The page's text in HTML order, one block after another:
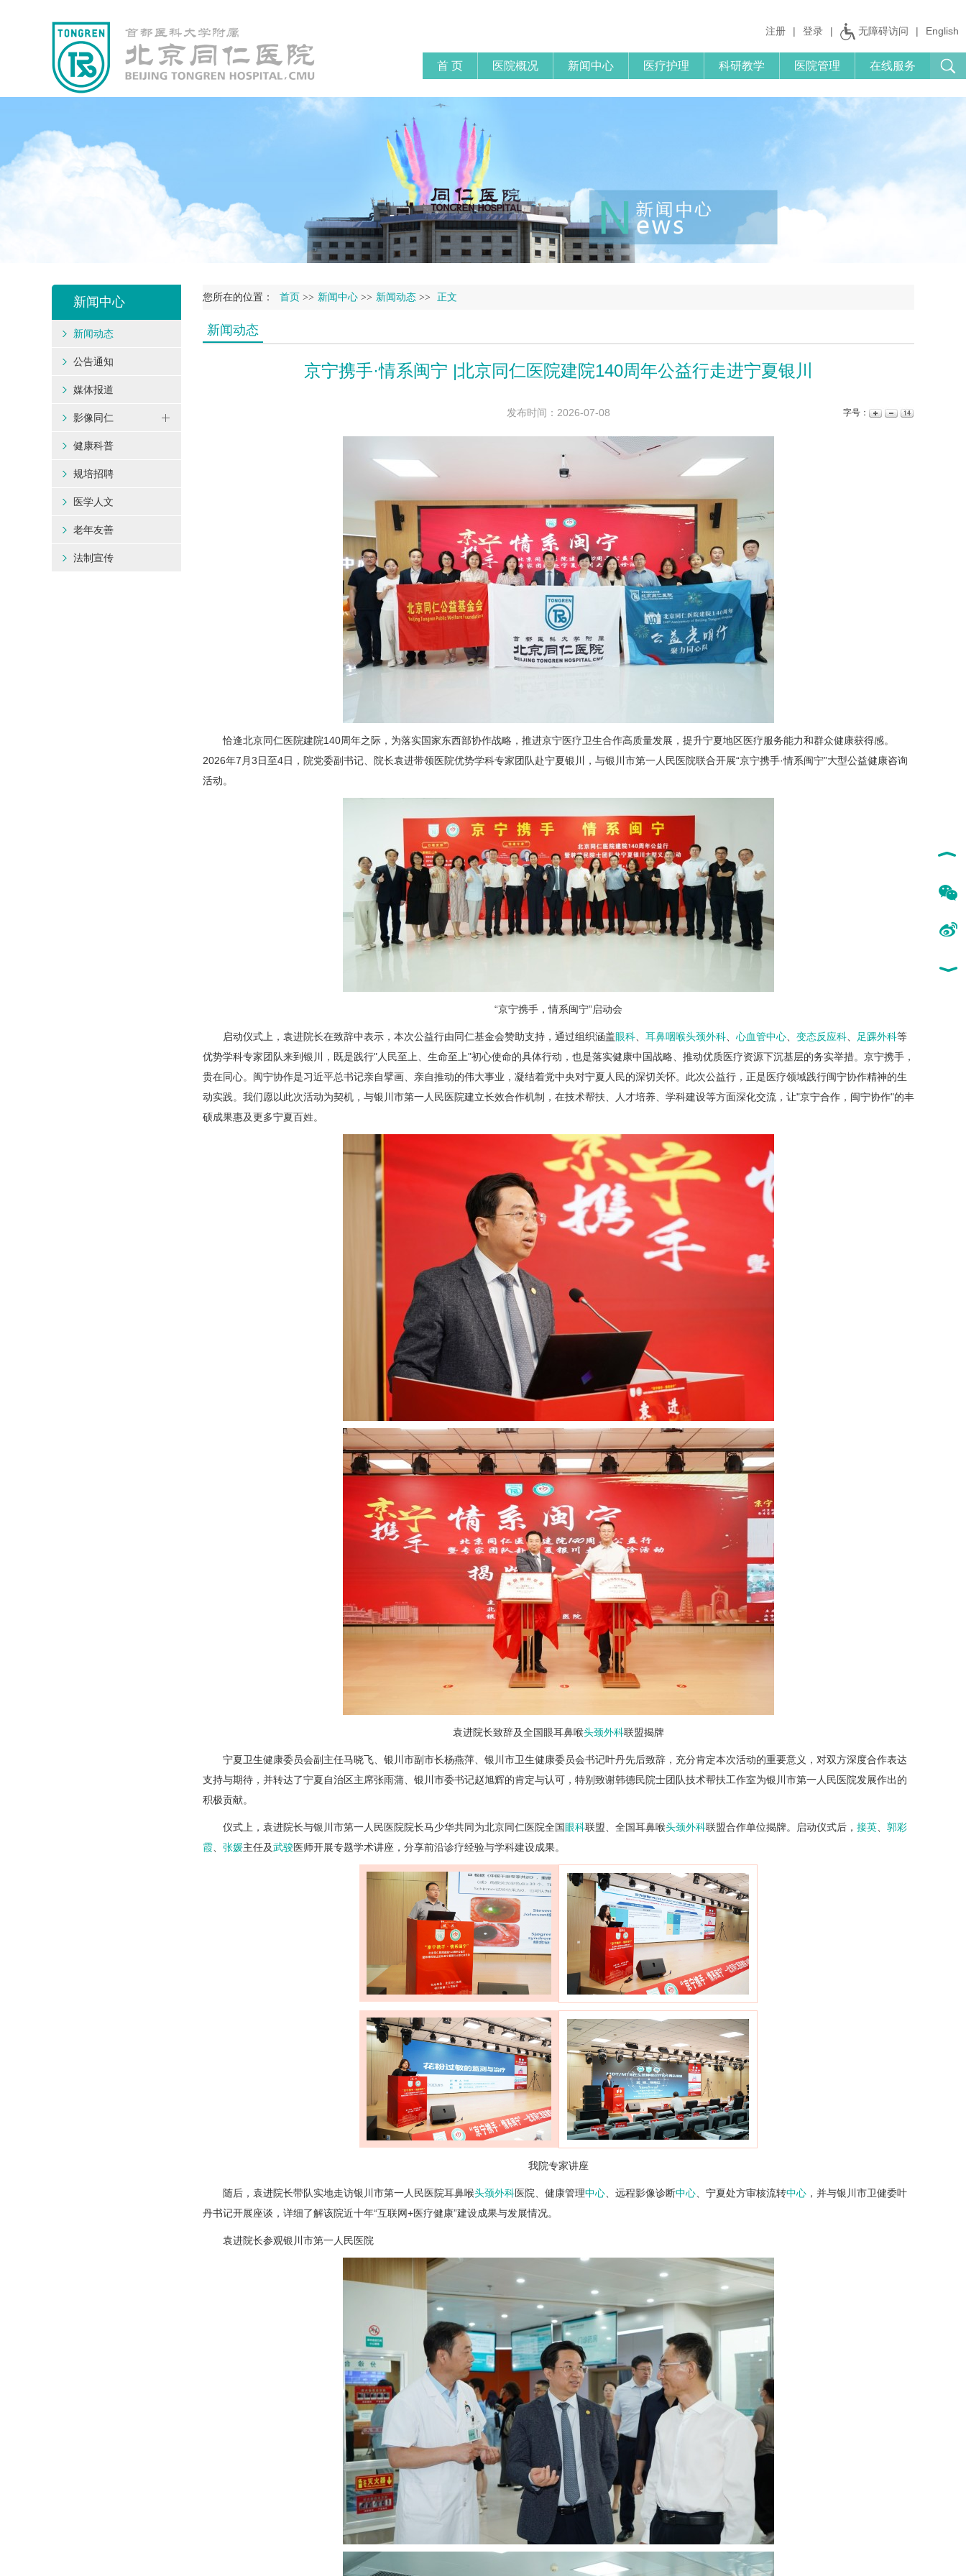
注册 | 登录 | 无障碍访问 | English
首 页 医院概况 新闻中心 医疗护理 科研教学 医院管理 在线服务
新闻中心
新闻动态
公告通知
媒体报道
影像同仁
健康科普
规培招聘
医学人文
老年友善
法制宣传
您所在的位置： 首页 >> 新闻中心 >> 新闻动态 >> 正文
新闻动态
京宁携手·情系闽宁 |北京同仁医院建院140周年公益行走进宁夏银川
发布时间：2026-07-08 字号：
恰逢北京同仁医院建院140周年之际，为落实国家东西部协作战略，推进京宁医疗卫生合作高质量发展，提升宁夏地区医疗服务能力和群众健康获得感。
2026年7月3日至4日，院党委副书记、院长袁进带领医院优势学科专家团队赴宁夏银川，与银川市第一人民医院联合开展“京宁携手·情系闽宁”大型公益健康咨询
活动。
“京宁携手，情系闽宁”启动会
启动仪式上，袁进院长在致辞中表示，本次公益行由同仁基金会赞助支持，通过组织涵盖眼科 耳鼻咽喉头颈外科 心血管中心 变态反应科 足踝外科等
优势学科专家团队来到银川，既是践行"人民至上、生命至上"初心使命的具体行动，也是落实健康中国战略、推动优质医疗资源下沉基层的务实举措。京宁携手，
贵在同心。闽宁协作是习近平总书记亲自擘画、亲自推动的伟大事业，凝结着党中央对宁夏人民的深切关怀。此次公益行，正是医疗领域践行闽宁协作精神的生
动实践。我们愿以此次活动为契机，与银川市第一人民医院建立长效合作机制，在技术帮扶、人才培养、学科建设等方面深化交流，让"京宁合作，闽宁协作"的丰
硕成果惠及更多宁夏百姓。
袁进院长致辞及全国眼耳鼻喉头颈外科联盟揭牌
宁夏卫生健康委员会副主任马晓飞、银川市副市长杨燕萍、银川市卫生健康委员会书记叶丹先后致辞，充分肯定本次活动的重要意义，对双方深度合作表达
支持与期待，并转达了宁夏自治区主席张雨蒲、银川市委书记赵旭辉的肯定与认可，特别致谢韩德民院士团队技术帮扶工作室为银川市第一人民医院发展作出的
积极贡献。
仪式上，袁进院长与银川市第一人民医院院长马少华共同为北京同仁医院全国眼科联盟、全国耳鼻喉头颈外科联盟合作单位揭牌。启动仪式后， 接英
郭彩
霞
张媛主任及武骏医师开展专题学术讲座，分享前沿诊疗经验与学科建设成果。
我院专家讲座
随后，袁进院长带队实地走访银川市第一人民医院耳鼻喉头颈外科医院、健康管理中心 、远程影像诊断中心 、宁夏处方审核流转中心 ，并与银川市卫健委叶
丹书记开展座谈，详细了解该院近十年“互联网+医疗健康”建设成果与发展情况。
袁进院长参观银川市第一人民医院